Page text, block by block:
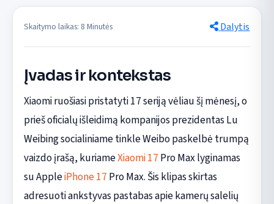
Skaitymo laikas: 8 Minutės Dalytis
Įvadas ir kontekstas
Xiaomi ruošiasi pristatyti 17 seriją vėliau šį mėnesį, o
prieš oficialų išleidimą kompanijos prezidentas Lu
Weibing socialiniame tinkle Weibo paskelbė trumpą
vaizdo įrašą, kuriameXiaomi 17 Pro Max lyginamas
su AppleiPhone 17 Pro Max. Šis klipas skirtas
adresuoti ankstyvas pastabas apie kamerų salelių